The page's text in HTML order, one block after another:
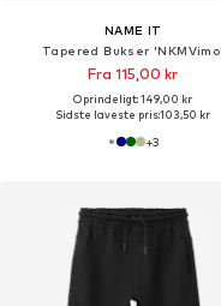
NAME IT
Tapered Bukser 'NKMVimo'
Fra 115,00 kr
Oprindeligt: 149,00 kr
Sidste laveste pris:103,50 kr
+3